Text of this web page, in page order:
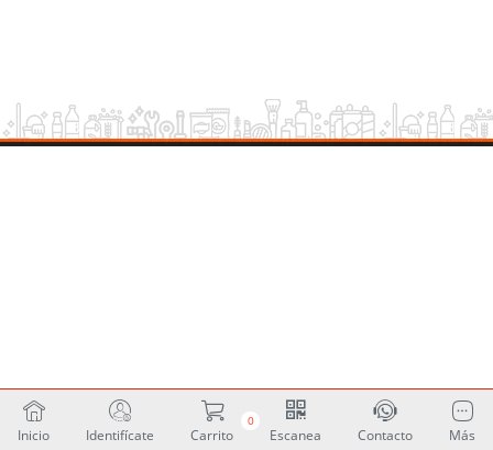
Inicio Identifícate
0
Carrito Escanea Contacto Más